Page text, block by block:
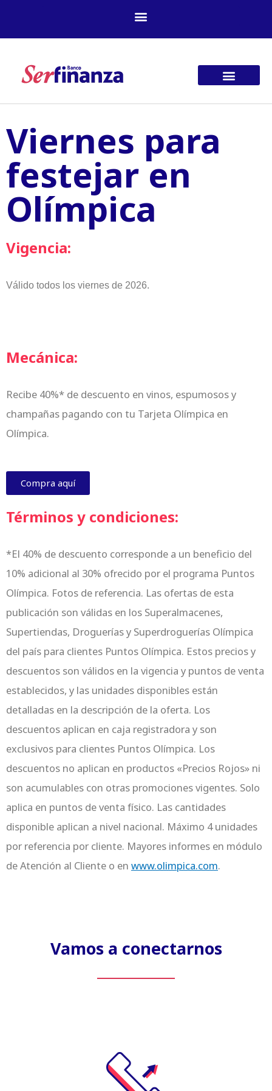
Viernes para
festejar en
Olímpica
Vigencia:
Válido todos los viernes de 2026.
Mecánica:
Recibe 40%* de descuento en vinos, espumosos y
champañas pagando con tu Tarjeta Olímpica en
Olímpica.
Compra aquí
Términos y condiciones:
*El 40% de descuento corresponde a un beneficio del
10% adicional al 30% ofrecido por el programa Puntos
Olímpica. Fotos de referencia. Las ofertas de esta
publicación son válidas en los Superalmacenes,
Supertiendas, Droguerías y Superdroguerías Olímpica
del país para clientes Puntos Olímpica. Estos precios y
descuentos son válidos en la vigencia y puntos de venta
establecidos, y las unidades disponibles están
detalladas en la descripción de la oferta. Los
descuentos aplican en caja registradora y son
exclusivos para clientes Puntos Olímpica. Los
descuentos no aplican en productos «Precios Rojos» ni
son acumulables con otras promociones vigentes. Solo
aplica en puntos de venta físico. Las cantidades
disponible aplican a nivel nacional. Máximo 4 unidades
por referencia por cliente. Mayores informes en módulo
de Atención al Cliente o en www.olimpica.com.
Vamos a conectarnos